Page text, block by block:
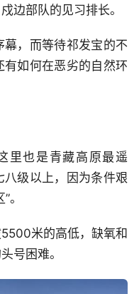
边部队的见习排长。
，而等待祁发宝的不
如何在恶劣的自然环
里也是青藏高原最遥
级以上，因为条件艰
。
米的高低，缺氧和
号困难。